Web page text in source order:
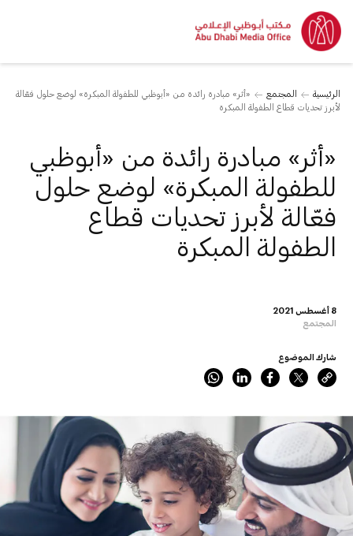
الرئيسية المجتمع
«أثر» مبادرة رائدة من «أبوظبي للطفولة المبكرة» لوضع حلول فعّالة
لأبرز تحديات قطاع الطفولة المبكرة
8 أغسطس 2021
المجتمع
«أثر» مبادرة رائدة من «أبوظبي
للطفولة المبكرة» لوضع حلول
فعّالة لأبرز تحديات قطاع
الطفولة المبكرة
شارك الموضوع